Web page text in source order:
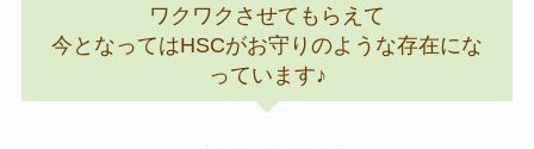
ワクワクさせてもらえて
今となってはHSCがお守りのような存在にな
っています♪